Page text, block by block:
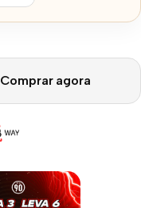
Comprar agora